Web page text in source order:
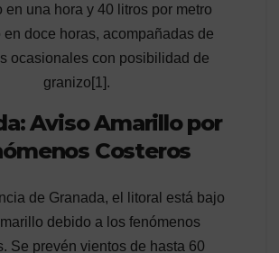
en una hora y 40 litros por metro
en doce horas, acompañadas de
ocasionales con posibilidad de
granizo[1].
Aviso Amarillo por
Costeros
de Granada, el litoral está bajo
debido a los fenómenos
Se prevén vientos de hasta 60